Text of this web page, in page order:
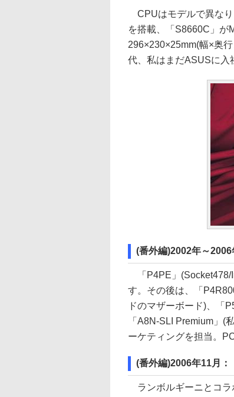
CPUはモデルで異なり
を搭載、「S8660C」が
296×230×25mm(幅×奥
代、私はまだASUSに入
(番外編)2002年～
「P4PE」(Socket478/
す。その後は、「
ドのマザーボード)、「
「A8N-SLI Premium」(
ーケティングを担当。
(番外編)2006年11月
ランボルギーニとコラ